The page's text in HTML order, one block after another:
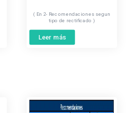
2- Recomendaciones segun
tipo de rectificado
Leer más